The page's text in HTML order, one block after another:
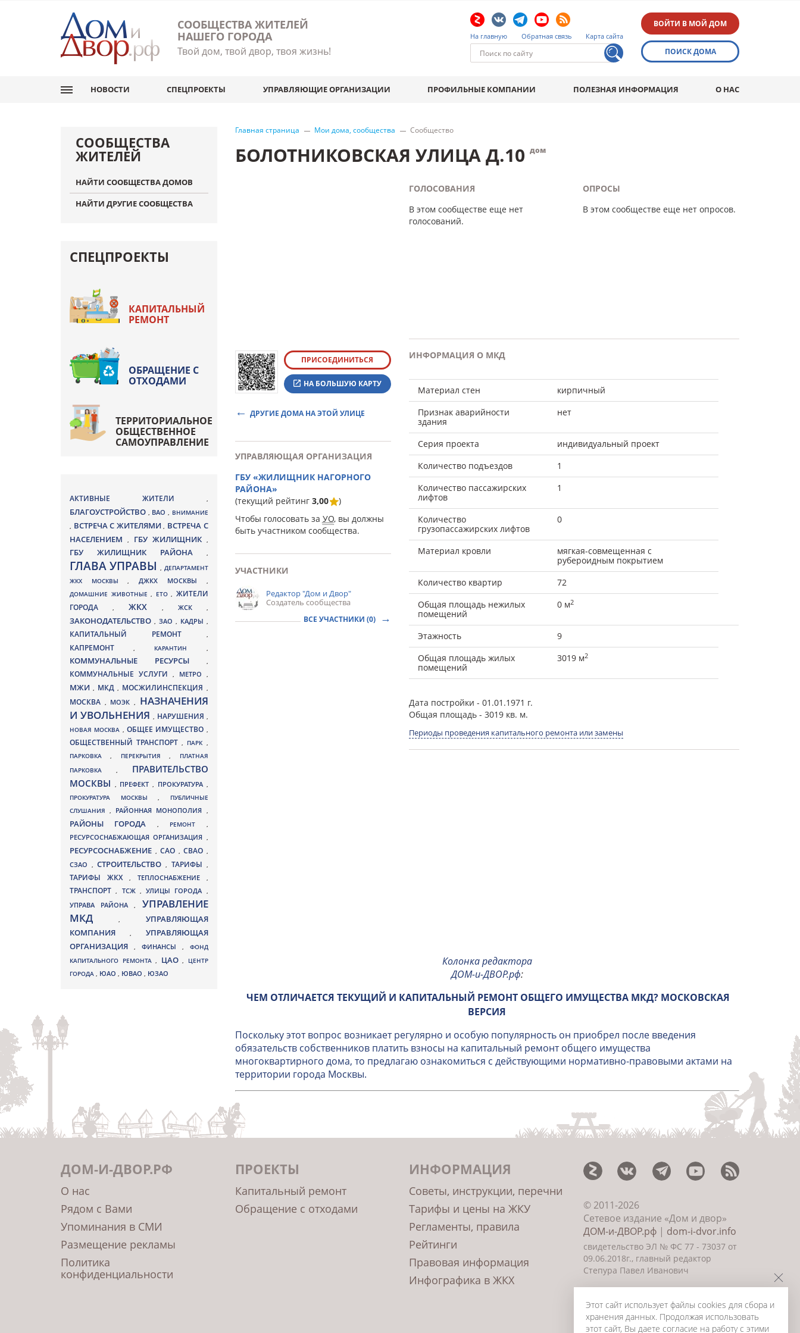
СООБЩЕСТВА ЖИТЕЛЕЙ
НАШЕГО ГОРОДА
Твой дом, твой двор, твоя жизнь!
На главную Обратная связь Карта сайта
ВОЙТИ В МОЙ ДОМ
ПОИСК ДОМА
НОВОСТИ СПЕЦПРОЕКТЫ УПРАВЛЯЮЩИЕ ОРГАНИЗАЦИИ ПРОФИЛЬНЫЕ КОМПАНИИ ПОЛЕЗНАЯ ИНФОРМАЦИЯ О НАС
Главная страница Мои дома, сообщества Сообщество
БОЛОТНИКОВСКАЯ УЛИЦА Д.10 дом
ПРИСОЕДИНИТЬСЯ
НА БОЛЬШУЮ КАРТУ
ДРУГИЕ ДОМА НА ЭТОЙ УЛИЦЕ
УПРАВЛЯЮЩАЯ ОРГАНИЗАЦИЯ
ГБУ «ЖИЛИЩНИК НАГОРНОГО
РАЙОНА»
(текущий рейтинг 3,00
)
Чтобы голосовать за УО, вы должны
быть участником сообщества.
УЧАСТНИКИ
Редактор "Дом и Двор"
Создатель сообщества
ВСЕ УЧАСТНИКИ (0)
ГОЛОСОВАНИЯ
В этом сообществе еще нет
голосований.
ОПРОСЫ
В этом сообществе еще нет опросов.
ИНФОРМАЦИЯ О МКД
Материал стен
кирпичный
Признак аварийности
здания
нет
Серия проекта
индивидуальный проект
Количество подъездов
1
Количество пассажирских
лифтов
1
Количество
грузопассажирских лифтов
0
Материал кровли
мягкая-совмещенная с
рубероидным покрытием
Количество квартир
72
Общая площадь нежилых
помещений
0 м2
Этажность
9
Общая площадь жилых
помещений
3019 м2
Дата постройки - 01.01.1971 г.
Общая площадь- 3019 кв. м.
Периоды проведения капитального ремонта или замены
Колонка редактора
ДОМ-и-ДВОР.рф:
ЧЕМ ОТЛИЧАЕТСЯ ТЕКУЩИЙ И КАПИТАЛЬНЫЙ РЕМОНТ ОБЩЕГО ИМУЩЕСТВА МКД? МОСКОВСКАЯ
ВЕРСИЯ
Поскольку этот вопрос возникает регулярно и особую популярность он приобрел после введения
обязательств собственников платить взносы на капитальный ремонт общего имущества
многоквартирного дома, то предлагаю ознакомиться с действующими нормативно-правовыми актами на
территории города Москвы.
СООБЩЕСТВА
ЖИТЕЛЕЙ
НАЙТИ СООБЩЕСТВА ДОМОВ
НАЙТИ ДРУГИЕ СООБЩЕСТВА
СПЕЦПРОЕКТЫ
КАПИТАЛЬНЫЙ
РЕМОНТ
ОБРАЩЕНИЕ С
ОТХОДАМИ
ТЕРРИТОРИАЛЬНОЕ
ОБЩЕСТВЕННОЕ
САМОУПРАВЛЕНИЕ
АКТИВНЫЕ ЖИТЕЛИ ,
БЛАГОУСТРОЙСТВО , ВАО , ВНИМАНИЕ
, ВСТРЕЧА С ЖИТЕЛЯМИ, ВСТРЕЧА С
НАСЕЛЕНИЕМ
, ГБУ ЖИЛИЩНИК ,
ГБУ ЖИЛИЩНИК РАЙОНА ,
ГЛАВА УПРАВЫ, ДЕПАРТАМЕНТ
ЖКХ МОСКВЫ,ДЖКХ МОСКВЫ ,
ДОМАШНИЕ ЖИВОТНЫЕ , ЕТО , ЖИТЕЛИ
ГОРОДА
, ЖКХ , ЖСК ,
ЗАКОНОДАТЕЛЬСТВО , ЗАО , КАДРЫ ,
КАПИТАЛЬНЫЙ РЕМОНТ ,
КАПРЕМОНТ , КАРАНТИН ,
КОММУНАЛЬНЫЕ РЕСУРСЫ ,
КОММУНАЛЬНЫЕ УСЛУГИ , МЕТРО ,
МЖИ, МКД , МОСЖИЛИНСПЕКЦИЯ ,
МОСКВА , МОЭК ,
НАЗНАЧЕНИЯ
И УВОЛЬНЕНИЯ , НАРУШЕНИЯ ,
НОВАЯ МОСКВА , ОБЩЕЕ ИМУЩЕСТВО ,
ОБЩЕСТВЕННЫЙ ТРАНСПОРТ, ПАРК ,
ПАРКОВКА, ПЕРЕКРЫТИЯ,
ПЛАТНАЯ
ПАРКОВКА ,
ПРАВИТЕЛЬСТВО
МОСКВЫ , ПРЕФЕКТ, ПРОКУРАТУРА ,
ПРОКУРАТУРА МОСКВЫ ,
ПУБЛИЧНЫЕ
СЛУШАНИЯ, РАЙОННАЯ МОНОПОЛИЯ ,
РАЙОНЫ ГОРОДА , РЕМОНТ ,
РЕСУРСОСНАБЖАЮЩАЯ ОРГАНИЗАЦИЯ ,
РЕСУРСОСНАБЖЕНИЕ , САО , СВАО ,
СЗАО ,СТРОИТЕЛЬСТВО, ТАРИФЫ ,
ТАРИФЫ ЖКХ , ТЕПЛОСНАБЖЕНИЕ ,
ТРАНСПОРТ, ТСЖ , УЛИЦЫ ГОРОДА ,
УПРАВА РАЙОНА, УПРАВЛЕНИЕ
МКД, УПРАВЛЯЮЩАЯ
КОМПАНИЯ
, УПРАВЛЯЮЩАЯ
ОРГАНИЗАЦИЯ
, ФИНАНСЫ , ФОНД
КАПИТАЛЬНОГО РЕМОНТА , ЦАО ,
ЦЕНТР
ГОРОДА , ЮАО , ЮВАО , ЮЗАО
ДОМ-И-ДВОР.РФ
О нас
Рядом с Вами
Упоминания в СМИ
Размещение рекламы
Политика
конфиденциальности
ПРОЕКТЫ
Капитальный ремонт
Обращение с отходами
ИНФОРМАЦИЯ
Советы, инструкции, перечни
Тарифы и цены на ЖКУ
Регламенты, правила
Рейтинги
Правовая информация
Инфографика в ЖКХ
© 2011-2026
Сетевое издание «Дом и двор»
ДОМ-и-ДВОР.рф| dom-i-dvor.info
свидетельство ЭЛ № ФС 77 - 73037 от
09.06.2018г., главный редактор
Степура Павел Иванович
«ИнфоДизайн» 2011—2026
Этот сайт использует файлы cookies для сбора и
хранения данных. Продолжая использовать
этот сайт, Вы даете согласие на работу с этими